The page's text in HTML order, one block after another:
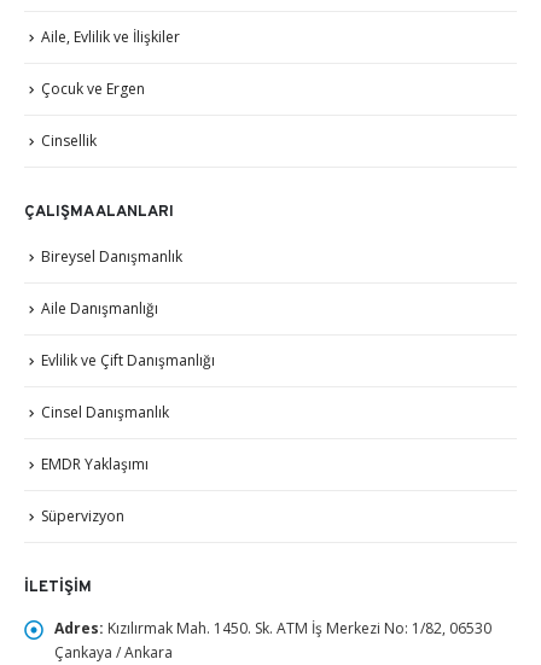
Aile, Evlilik ve İlişkiler
Çocuk ve Ergen
Cinsellik
ÇALIŞMA ALANLARI
Bireysel Danışmanlık
Aile Danışmanlığı
Evlilik ve Çift Danışmanlığı
Cinsel Danışmanlık
EMDR Yaklaşımı
Süpervizyon
İLETIŞIM
Adres: Kızılırmak Mah. 1450. Sk. ATM İş Merkezi No: 1/82, 06530
Çankaya / Ankara